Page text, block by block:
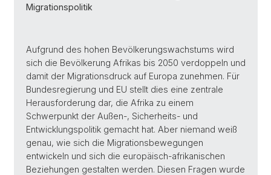
Migrationspolitik
Aufgrund des hohen Bevölkerungswachstums wird
sich die Bevölkerung Afrikas bis 2050 verdoppeln und
damit der Migrationsdruck auf Europa zunehmen. Für
Bundesregierung und EU stellt dies eine zentrale
Herausforderung dar, die Afrika zu einem
Schwerpunkt der Außen-, Sicherheits- und
Entwicklungspolitik gemacht hat. Aber niemand weiß
genau, wie sich die Migrationsbewegungen
entwickeln und sich die europäisch-afrikanischen
Beziehungen gestalten werden. Diesen Fragen wurde